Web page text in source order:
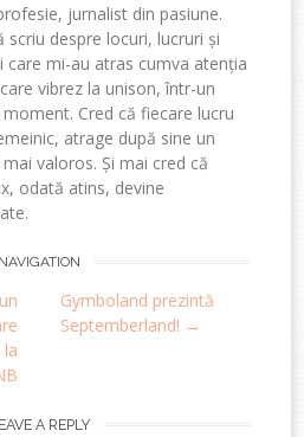
jurnalist din pasiune.
scriu despre locuri, lucruri și
care mi-au atras cumva atenția
vibrez la unison, într-un
Cred că fiecare lucru
atrage după sine un
valoros. Și mai cred că
odată atins, devine
NAVIGATION
Gymboland prezintă
Septemberland! →
A REPLY